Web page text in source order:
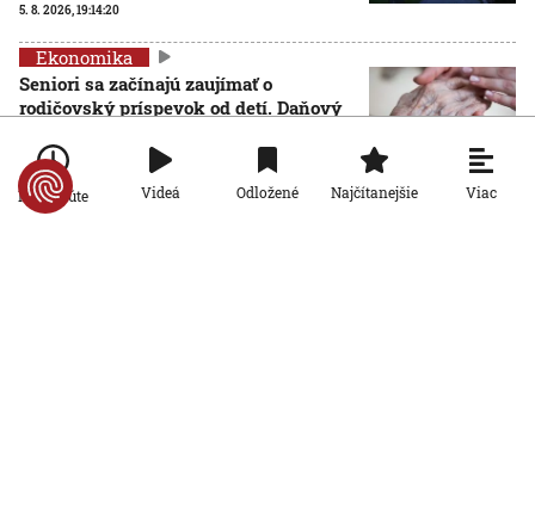
5. 8. 2026, 19:14:20
Ekonomika
Seniori sa začínajú zaujímať o
rodičovský príspevok od detí. Daňový
informácie nedajú
5. 8. 2026, 19:08:24
Po minúte Videá Odložené Najčítanejšie Viac